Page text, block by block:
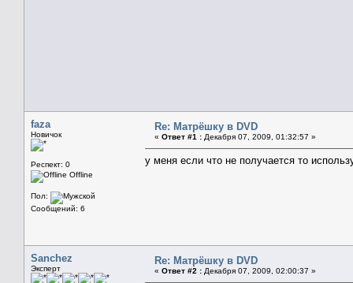
faza
Новичок
Респект: 0
Offline
Пол:
Сообщений: 6
Re: Матрёшку в DVD
« Ответ #1 : Декабря 07, 2009, 01:32:57 »
у меня если что не получается то
Sanchez
Эксперт
Re: Матрёшку в DVD
« Ответ #2 : Декабря 07, 2009, 02:00:37 »